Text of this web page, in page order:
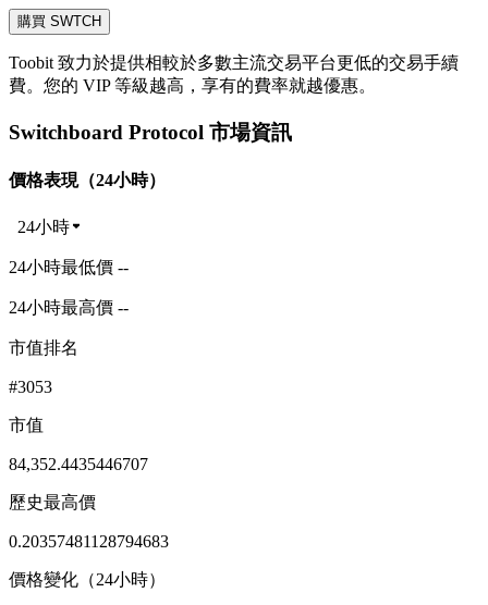
購買 SWTCH
Toobit 致力於提供相較於多數主流交易平台更低的交易手續
費。您的 VIP 等級越高，享有的費率就越優惠。
Switchboard Protocol 市場資訊
價格表現（24小時）
24小時
24小時最低價 --
24小時最高價 --
市值排名
#3053
市值
84,352.4435446707
歷史最高價
0.20357481128794683
價格變化（24小時）